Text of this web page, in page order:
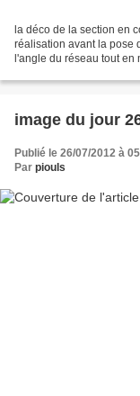
la déco de la section en
réalisation avant la pose
l'angle du réseau tout
image du jour
Publié le 26/07/2012 à
Par piouls